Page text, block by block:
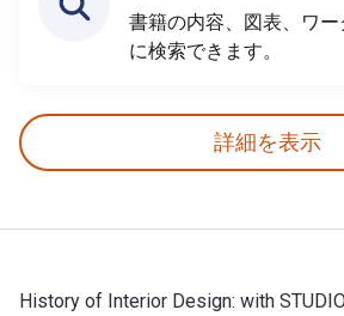
書籍の内容、図表、ワ
に検索できます。
詳細を表示
History of Interior Design: with